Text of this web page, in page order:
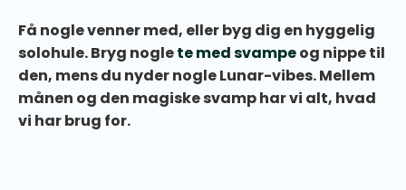
Få nogle venner med, eller byg dig en hyggelig
solohule. Bryg noglete med svampeog nippe til
den, mens du nyder nogle Lunar-vibes. Mellem
månen og den magiske svamp har vi alt, hvad
vi har brug for.